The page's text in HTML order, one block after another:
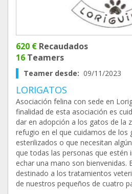
620 € Recaudados
16 Teamers
Teamer desde: 09/11/2023
LORIGATOS
Asociación felina con sede en
finalidad de esta asociación es
dar en adopción a los gatos de la
refugio en el que cuidamos de los
esterilizados o que necesitan
que todas las personas que estén
echar una mano son bienvenidas.
destinado a los tratamientos
de nuestros pequeños de cuatro